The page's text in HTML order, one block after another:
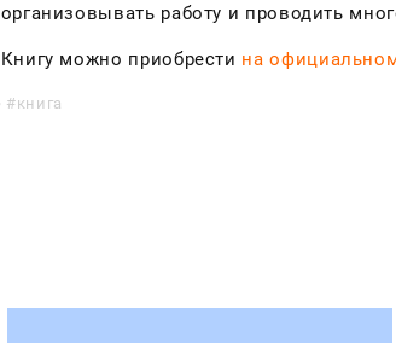
организовывать работу и проводить
Книгу можно приобрести на
книга